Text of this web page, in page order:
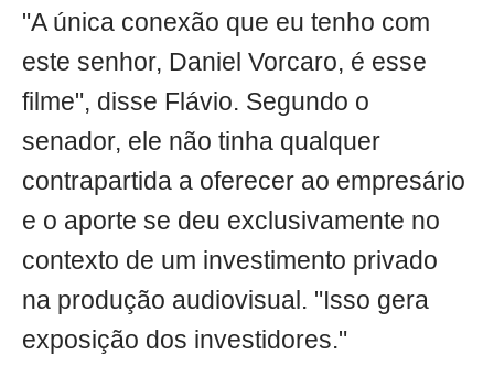
"A única conexão que eu tenho com
este senhor, Daniel Vorcaro, é esse
filme", disse Flávio. Segundo o
senador, ele não tinha qualquer
contrapartida a oferecer ao empresário
e o aporte se deu exclusivamente no
contexto de um investimento privado
na produção audiovisual. "Isso gera
exposição dos investidores."